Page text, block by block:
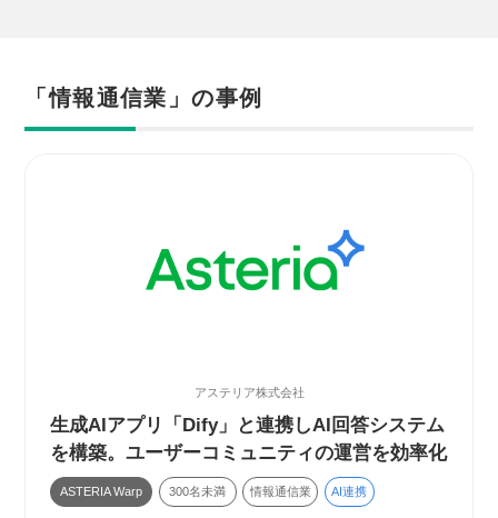
「情報通信業」の事例
アステリア株式会社
生成AIアプリ「Dify」と連携しAI回答システム
を構築。ユーザーコミュニティの運営を効率化
ASTERIA Warp 300名未満 情報通信業 AI連携